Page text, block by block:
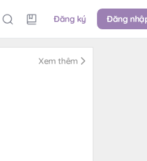
Đăng ký Đăng
Xem thêm